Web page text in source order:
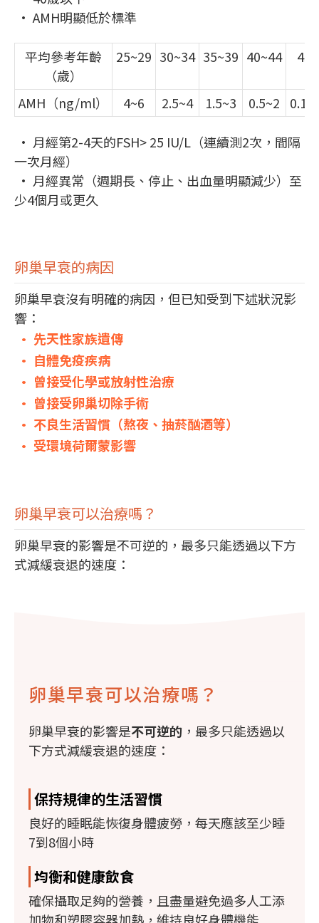
• AMH明顯低於標準
平均參考年齡
（歲）
25~29 30~34 35~39 40~44
AMH（ng/ml） 4~6 2.5~4 1.5~3 0.5~2
• 月經第2-4天的FSH> 25 IU/L（連續測2次，間隔
一次月經）
• 月經異常（週期長、停止、出血量明顯減少）至
少4個月或更久
卵巢早衰的病因
卵巢早衰沒有明確的病因，但已知受到下述狀況影
響：
• 先天性家族遺傳
• 自體免疫疾病
• 曾接受化學或放射性治療
• 曾接受卵巢切除手術
• 不良生活習慣（熬夜、抽菸酗酒等）
• 受環境荷爾蒙影響
卵巢早衰可以治療嗎？
卵巢早衰的影響是不可逆的，最多只能透過以下方
式減緩衰退的速度：
卵巢早衰可以治療嗎？
卵巢早衰的影響是不可逆的 ，最多只能透過以
下方式減緩衰退的速度：
保持規律的生活習慣
良好的睡眠能恢復身體疲勞，每天應該至少睡
7到8個小時
均衡和健康飲食
確保攝取足夠的營養，且盡量避免過多人工添
加物和塑膠容器加熱，維持良好身體機能